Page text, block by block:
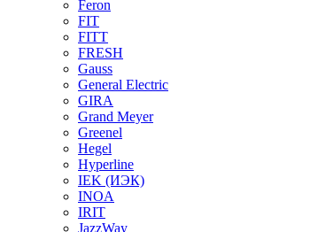
Feron
FIT
FITT
FRESH
Gauss
General Electric
GIRA
Grand Meyer
Greenel
Hegel
Hyperline
IEK (ИЭК)
INOA
IRIT
JazzWay